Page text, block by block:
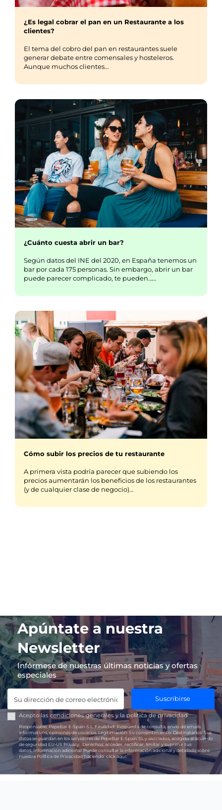
¿Es legal cobrar el pan en un Restaurante a los
clientes?
El tema del cobro del pan en restaurantes suele
generar debate entre comensales y hosteleros.
Aunque muchos clientes...
¿Cuánto cuesta abrir un bar?
Según datos del INE del 2020, en España tenemos un
bar por cada 175 personas. Sin embargo, abrir un bar
puede parecer complicado, te pueden……
Cómo subir los precios de tu restaurante
A primera vista podría parecer que subiendo los
precios aumentarán los beneficios de los restaurantes
(y de cualquier clase de negocio)…
Apúntate a nuestra
Newsletter
Infórmese de nuestras últimas noticias y ofertas
especiales
Suscribirse
Acepto las condiciones generales y lapolítica de privacidad
Responsable:PepeBar E-Spain S.L. Finalidad: Respuesta de consulta, envío de emails
informativos, opiniones de usuarios. Legitimación: Su consentimiento. Destinatarios:Sus
datos se guardan en los servidores de PepeBar E-Spain SL y asociados, acogido al acuerdo
de seguridad EU-US Privacy.
Derechos: acceder, rectificar, limitar y suprimir tus
datos.Información adicional:Puede consultar la información adicional y detallada sobre
nuestra Política de Privacidad haciendoclick aquí.